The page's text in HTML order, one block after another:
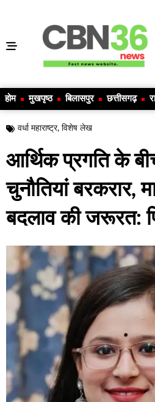
होम मुखपृष्ठ बिलासपुर छत्तीसगढ़
वर्धा महाराष्ट्र, विशेष लेख
आर्थिक प्रगति के
चुनौतियां बरकरार,
बदलाव की जरूरत: